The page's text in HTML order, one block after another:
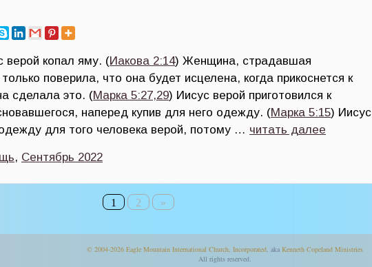
верой копал яму. (Иакова 2:14) Женщина, страдавшая
поверила, что она будет исцелена, когда прикоснется к
сделала это. (Марка 5:27,29) Иисус верой приготовился к
наперед купив для него одежду. (Марка 5:15) Иисус
для того человека верой, потому … читать далее
, Сентябрь 2022
1 2 »
© 2004-2026 Eagle Mountain International Church, Incorporated, aka Kenneth Copeland Ministries
All rights reserved.